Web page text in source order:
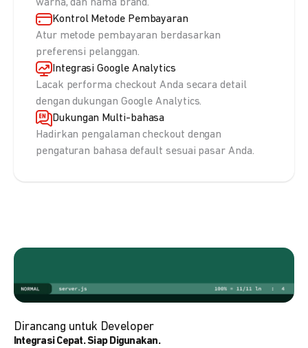
warna, dan nama brand.
Kontrol Metode Pembayaran
Atur metode pembayaran berdasarkan
preferensi pelanggan.
Integrasi Google Analytics
Lacak performa checkout Anda secara detail
dengan dukungan Google Analytics.
Dukungan Multi-bahasa
Hadirkan pengalaman checkout dengan
pengaturan bahasa default sesuai pasar Anda.
Dirancang untuk Developer
Integrasi Cepat. Siap Digunakan.